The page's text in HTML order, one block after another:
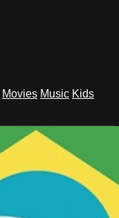
Movies Music Kids